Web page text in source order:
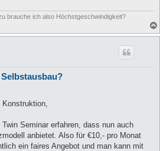
brauche ich also Höchstgeschwindigkeit?
Seminar erfahren, dass nun auch
anbietet. Also für €10,- pro Monat
ein faires Angebot und man kann mit